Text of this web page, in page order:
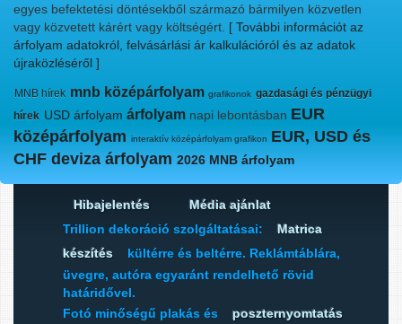
egyes befektetési döntésekből származó bármilyen közvetlen
vagy közvetett kárért vagy költségért. [ További információt az
árfolyam adatokról, felvásárlási ár kalkulációról és az adatok
újraközléséről ]
MNB hírek mnb középárfolyam grafikonok gazdasági és pénzügyi
hírek USD árfolyam árfolyam napi lebontásban EUR
középárfolyam interaktív középárfolyam grafikon EUR, USD és
CHF deviza árfolyam 2026 MNB árfolyam
Hibajelentés
Média ajánlat
Trillion dekoráció szolgáltatásai:
Matrica
készítés
kültérre és beltérre. Reklámtáblára,
üvegre, autóra egyaránt rendelhető rövid
határidővel.
Fotó minőségű plakás és
poszternyomtatás